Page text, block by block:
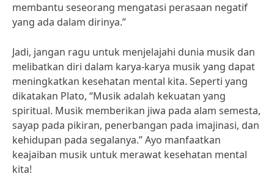
membantu seseorang mengatasi perasaan negatif
yang ada dalam dirinya.”
Jadi, jangan ragu untuk menjelajahi dunia musik dan
melibatkan diri dalam karya-karya musik yang dapat
meningkatkan kesehatan mental kita. Seperti yang
dikatakan Plato, “Musik adalah kekuatan yang
spiritual. Musik memberikan jiwa pada alam semesta,
sayap pada pikiran, penerbangan pada imajinasi, dan
kehidupan pada segalanya.” Ayo manfaatkan
keajaiban musik untuk merawat kesehatan mental
kita!